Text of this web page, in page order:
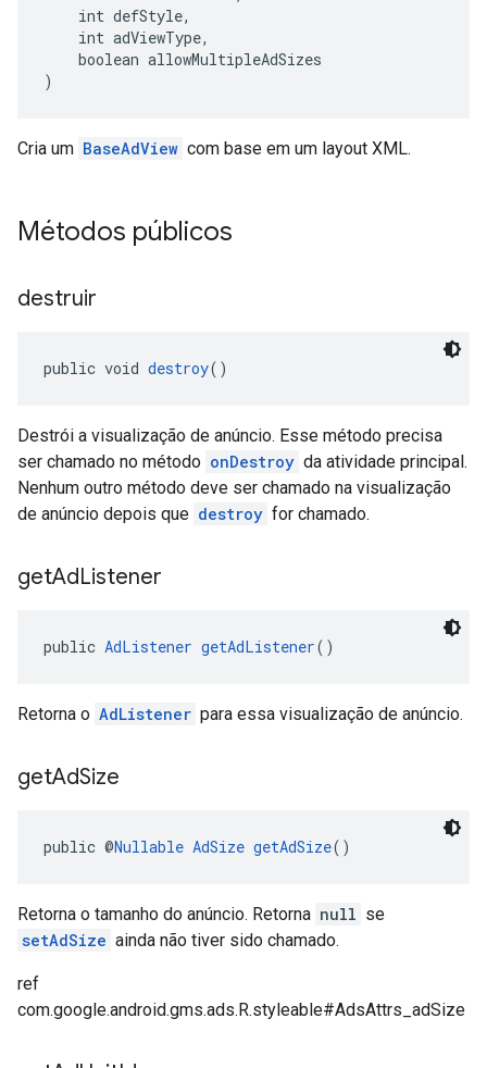
int defStyle,
int adViewType,
boolean allowMultipleAdSizes
)
Cria um BaseAdView com base em um layout XML.
Métodos públicos
destruir
public void destroy()
Destrói a visualização de anúncio. Esse método precisa
ser chamado no método onDestroy da atividade principal.
Nenhum outro método deve ser chamado na visualização
de anúncio depois que destroy for chamado.
getAdListener
public AdListener getAdListener()
Retorna o AdListener para essa visualização de anúncio.
getAdSize
public @Nullable AdSize getAdSize()
Retorna o tamanho do anúncio. Retorna null se
setAdSize ainda não tiver sido chamado.
ref
com.google.android.gms.ads.R.styleable#AdsAttrs_adSize